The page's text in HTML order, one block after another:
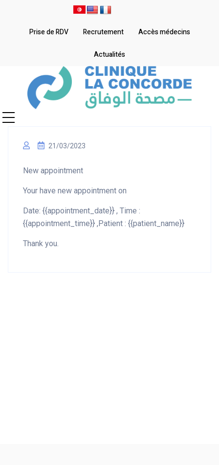
Prise de RDV Recrutement Accès médecins
Actualités
21/03/2023
New appointment
Your have new appointment on
Date: {{appointment_date}} , Time :
{{appointment_time}} ,Patient : {{patient_name}}
Thank you.